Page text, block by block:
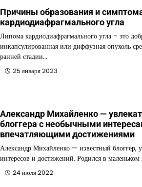
Причины образования и
кардиодиафрагмального угла
Липома кардиодиафрагмального угла – это
инкапсулированная или диффузная опухоль
ранней стадии…
25 января 2023
Александр Михайленко —
блоггера с необычными
впечатляющими достижениями
Александр Михайленко — известный блоггер,
интересов и достижений. Родился в маленьком
24 июля 2022